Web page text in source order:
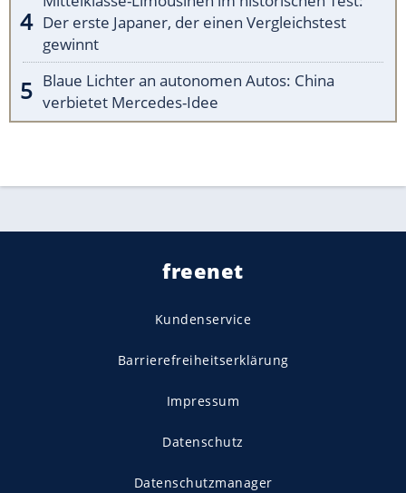
Der erste Japaner, der einen Vergleichstest
gewinnt
Blaue Lichter an autonomen Autos: China
verbietet Mercedes-Idee
freenet
Kundenservice
Barrierefreiheitserklärung
Impressum
Datenschutz
Datenschutzmanager